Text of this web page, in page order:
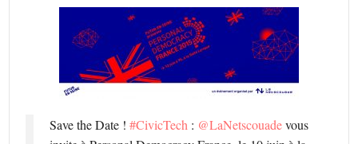
Save the Date !#CivicTech : @LaNetscouadevous